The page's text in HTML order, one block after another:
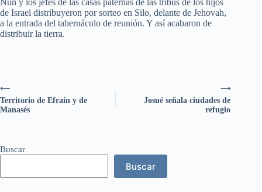
Nun y los jefes de las casas paternas de las tribus de los hijos
de Israel distribuyeron por sorteo en Silo, delante de Jehovah,
a la entrada del tabernáculo de reunión. Y así acabaron de
distribuir la tierra.
⟶
Josué señala ciudades de
refugio
⟵
Territorio de Efraín y de
Manasés
Buscar
Buscar